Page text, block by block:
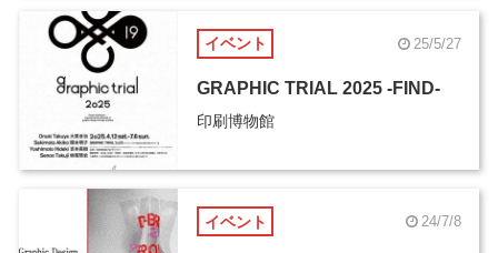
イベント 25/5/27
GRAPHIC TRIAL 2025 -FIND-
印刷博物館
イベント 24/7/8